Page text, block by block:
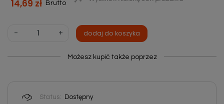
14,69 zł Brutto
- + dodaj do koszyka
Możesz kupić także poprzez
Status:
Dostępny